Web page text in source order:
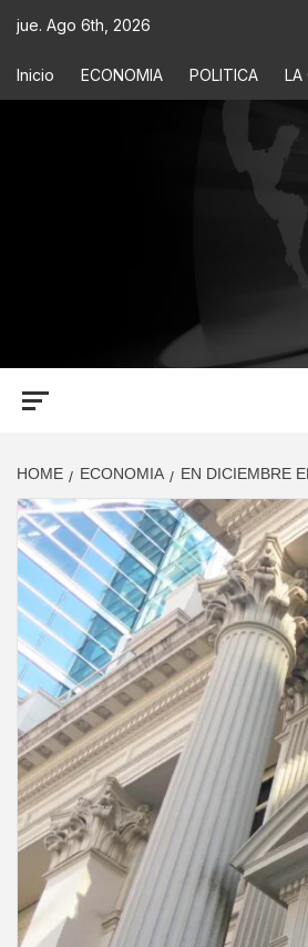
jue. Ago 6th, 2026
Inicio ECONOMIA POLITICA LA
HOME ECONOMIA EN DICIEMBRE